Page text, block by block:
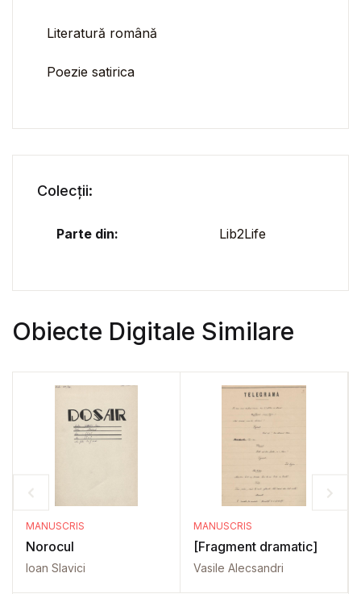
Literatură română
Poezie satirica
Colecții:
Parte din: Lib2Life
Obiecte Digitale Similare
MANUSCRIS
Norocul
Ioan Slavici
MANUSCRIS
[Fragment dramatic]
Vasile Alecsandri